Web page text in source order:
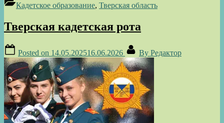
Кадетское образование, Тверская область
Тверская кадетская рота
Posted on 14.05.202516.06.2026 By Редактор